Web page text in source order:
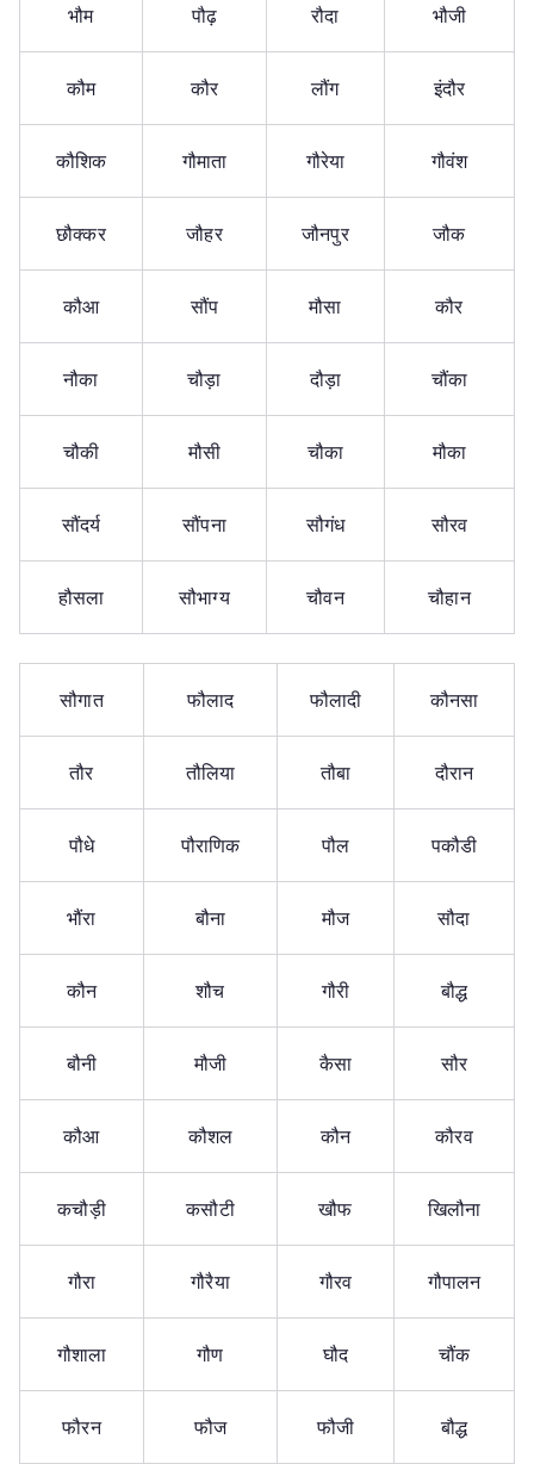
भौम पौढ़ रौदा भौजी
कौम कौर लौंग इंदौर
कौशिक गौमाता गौरेया गौवंश
छौक्कर जौहर जौनपुर जौक
कौआ सौंप मौसा कौर
नौका चौड़ा दौड़ा चौंका
चौकी मौसी चौका मौका
सौंदर्य सौंपना सौगंध सौरव
हौसला सौभाग्य चौवन चौहान
सौगात फौलाद फौलादी कौनसा
तौर तौलिया तौबा दौरान
पौधे पौराणिक पौल पकौडी
भौंरा बौना मौज सौदा
कौन शौच गौरी बौद्ध
बौनी मौजी कैसा सौर
कौआ कौशल कौन कौरव
कचौड़ी कसौटी खौफ खिलौना
गौरा गौरैया गौरव गौपालन
गौशाला गौण घौद चौंक
फौरन फौज फौजी बौद्ध